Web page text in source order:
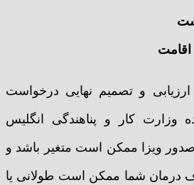
و تصمیم نهایی درخواست
وزارت کار و پناهندگی انگلیس
ویزا ممکن است متغیر باشد و
درمان شما ممکن است طولانی یا